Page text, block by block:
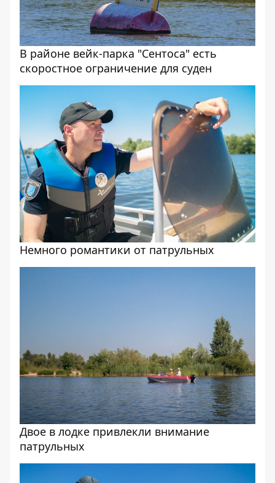
В районе вейк-парка "Сентоса" есть
скоростное ограничение для суден
Немного романтики от патрульных
Двое в лодке привлекли внимание
патрульных